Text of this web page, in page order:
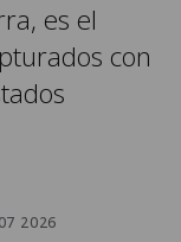
es el
con
2026